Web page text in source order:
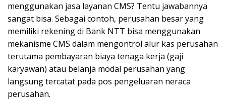
menggunakan jasa layanan CMS? Tentu jawabannya
sangat bisa. Sebagai contoh, perusahan besar yang
memiliki rekening di Bank NTT bisa menggunakan
mekanisme CMS dalam mengontrol alur kas perusahan
terutama pembayaran biaya tenaga kerja (gaji
karyawan) atau belanja modal perusahan yang
langsung tercatat pada pos pengeluaran neraca
perusahan.